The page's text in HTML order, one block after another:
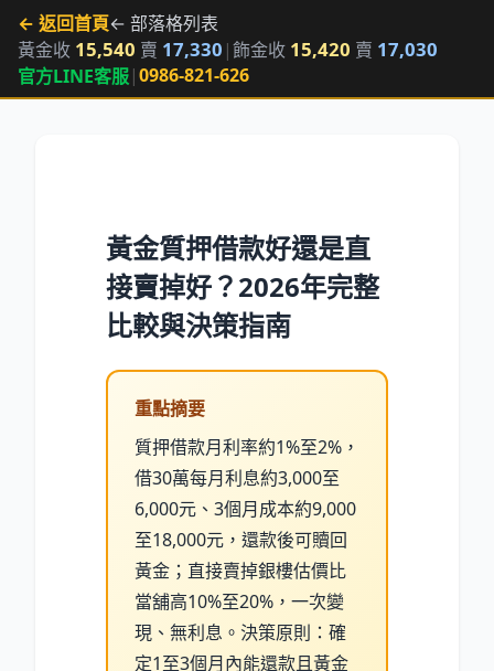
← 返回首頁← 部落格列表
黃金收 15,540 賣 17,330 |飾金收 15,420 賣 17,030
官方LINE客服|0986-821-626
黃金質押借款好還是直
接賣掉好？2026年完整
比較與決策指南
重點摘要
質押借款月利率約1%至2%，
借30萬每月利息約3,000至
6,000元、3個月成本約9,000
至18,000元，還款後可贖回
黃金；直接賣掉銀樓估價比
當舖高10%至20%，一次變
現、無利息。決策原則：確
定1至3個月內能還款且黃金